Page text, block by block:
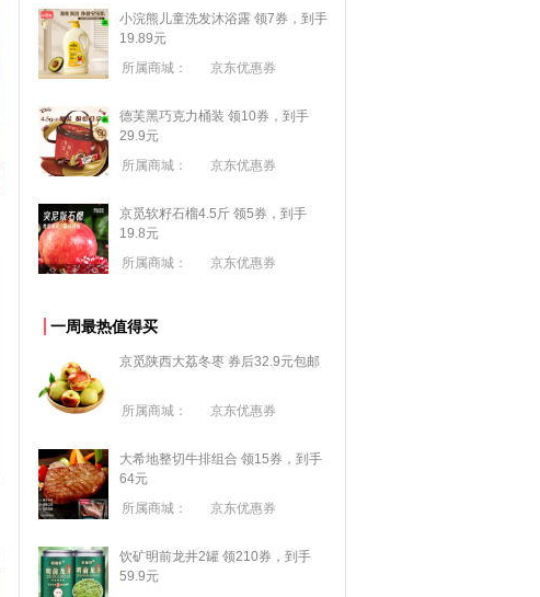
小浣熊儿童洗发沐浴露 领7券，到手
19.89元
所属商城：
京东优惠券
德芙黑巧克力桶装 领10券，到手
29.9元
所属商城：
京东优惠券
京觅软籽石榴4.5斤 领5券，到手
19.8元
所属商城：
京东优惠券
一周最热值得买
京觅陕西大荔冬枣 券后32.9元包邮
所属商城： 京东优惠券
大希地整切牛排组合 领15券，到手
64元
所属商城：
京东优惠券
饮矿明前龙井2罐 领210券，到手
59.9元